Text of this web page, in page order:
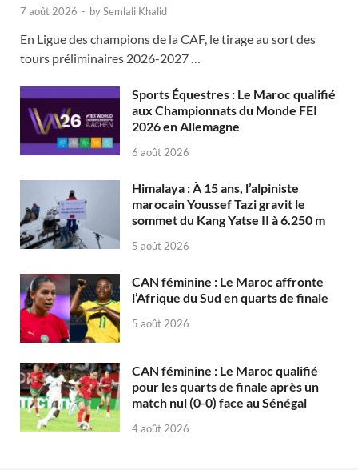
7 août 2026 - bySemlali Khalid
En Ligue des champions de la CAF, le tirage au sort des
tours préliminaires 2026-2027 …
Sports Équestres : Le Maroc qualifié
aux Championnats du Monde FEI
2026 en Allemagne
6 août 2026
Himalaya : À 15 ans, l’alpiniste
marocain Youssef Tazi gravit le
sommet du Kang Yatse II à 6.250 m
5 août 2026
CAN féminine : Le Maroc affronte
l’Afrique du Sud en quarts de finale
5 août 2026
CAN féminine : Le Maroc qualifié
pour les quarts de finale après un
match nul (0-0) face au Sénégal
4 août 2026